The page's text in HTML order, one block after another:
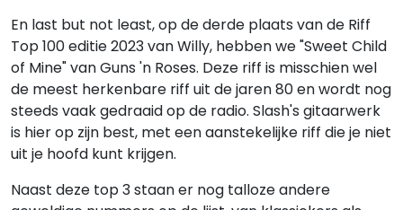
En last but not least, op de derde plaats van de Riff
Top 100 editie 2023 van Willy, hebben we "Sweet Child
of Mine" van Guns 'n Roses. Deze riff is misschien wel
de meest herkenbare riff uit de jaren 80 en wordt nog
steeds vaak gedraaid op de radio. Slash's gitaarwerk
is hier op zijn best, met een aanstekelijke riff die je niet
uit je hoofd kunt krijgen.
Naast deze top 3 staan er nog talloze andere